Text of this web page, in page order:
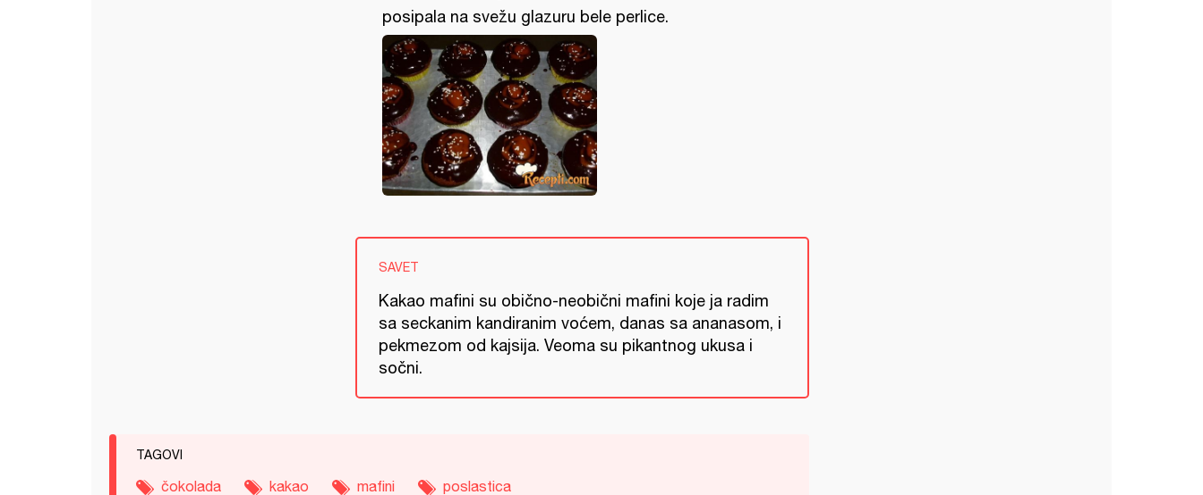
posipala na svežu glazuru bele perlice.
SAVET
Kakao mafini su obično-neobični mafini koje ja radim
sa seckanim kandiranim voćem, danas sa ananasom, i
pekmezom od kajsija. Veoma su pikantnog ukusa i
sočni.
TAGOVI
čokolada kakao mafini poslastica